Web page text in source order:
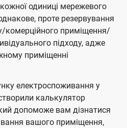
одиниці мережевого
проте резервування
комерційного приміщення/
підходу, адже
приміщенні
електроспоживання у
калькулятор
допоможе вам дізнатися
вашого приміщення,